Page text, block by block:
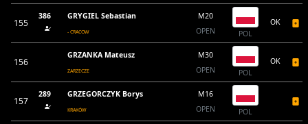
155
386 GRYGIEL Sebastian
- CRACOW
M20
OPEN
POL
OK
156
GRZANKA Mateusz
ZARZECZE
M30
OPEN
POL
OK
157
289 GRZEGORCZYK Borys
KRAKÓW
M16
OPEN
POL